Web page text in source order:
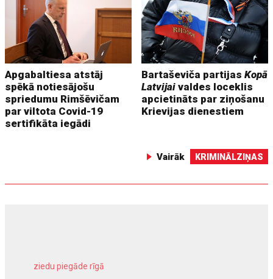
Apgabaltiesa atstāj
spēkā notiesājošu
spriedumu Rimšēvičam
par viltota Covid-19
sertifikāta iegādi
Bartaševiča partijasKopā
Latvijai valdes loceklis
apcietināts par ziņošanu
Krievijas dienestiem
Vairāk KRIMINĀLZIŅAS
ziedu piegāde rīgā